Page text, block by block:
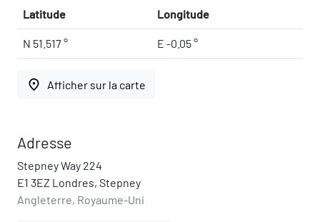
Latitude Longitude
N 51.517 ° E -0.05 °
place Afficher sur la carte
Adresse
Stepney Way 224
E1 3EZ Londres, Stepney
Angleterre, Royaume-Uni